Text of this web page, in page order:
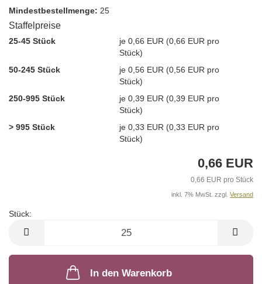
Mindest­bestellmenge: 25
Staffelpreise
25-45 Stück
je 0,66 EUR (0,66 EUR pro
Stück)
50-245 Stück
je 0,56 EUR (0,56 EUR pro
Stück)
250-995 Stück
je 0,39 EUR (0,39 EUR pro
Stück)
> 995 Stück
je 0,33 EUR (0,33 EUR pro
Stück)
0,66 EUR
0,66 EUR pro Stück
inkl. 7% MwSt. zzgl. Versand
Stück:
In den Warenkorb